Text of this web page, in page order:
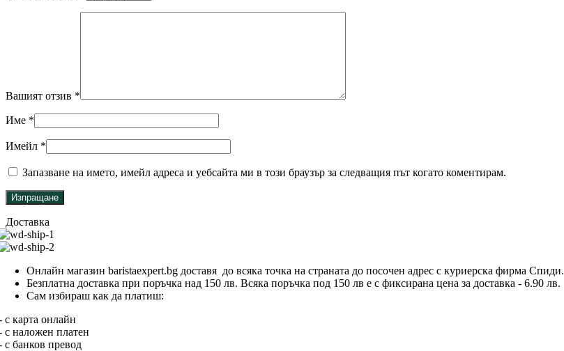
Вашият отзив *
Име *
Имейл *
Запазване на името, имейл адреса и уебсайта ми в този браузър за следващия път когато коментирам.
Доставка
Онлайн магазин baristaexpert.bg доставя до всяка точка на страната до посочен адрес с куриерска фирма Спиди.
Безплатна доставка при поръчка над 150 лв. Всяка поръчка под 150 лв е с фиксирана цена за доставка - 6.90 лв.
Сам избираш как да платиш:
с карта онлайн
с наложен платен
с банков превод